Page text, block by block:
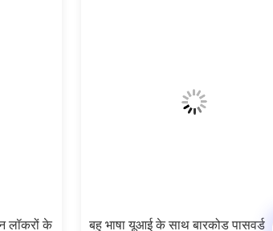
लॉकरों के
बहु भाषा यूआई के साथ बारकोड पासवर्ड